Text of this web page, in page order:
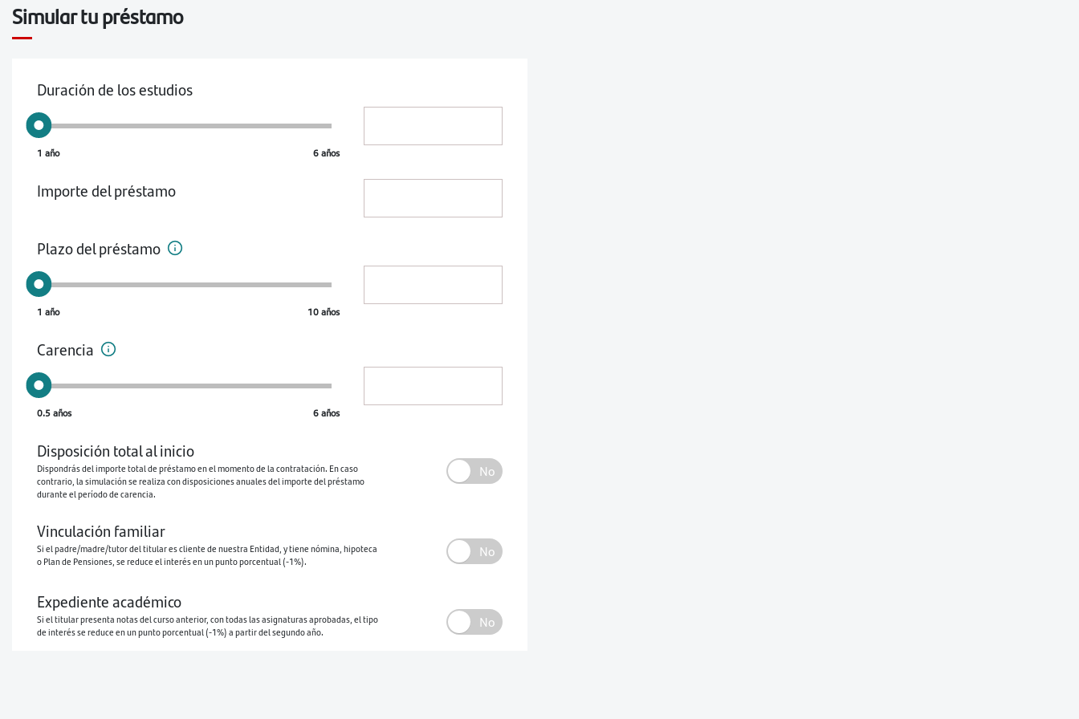
Simular tu préstamo
Duración de los estudios
1 año 6 años
Importe del préstamo
Plazo del préstamo
1 año 10 años
Carencia
0.5 años 6 años
Disposición total al inicio
Dispondrás del importe total de préstamo en el momento de la contratación. En caso
contrario, la simulación se realiza con disposiciones anuales del importe del préstamo
durante el período de carencia.
Vinculación familiar
Si el padre/madre/tutor del titular es cliente de nuestra Entidad, y tiene nómina, hipoteca
o Plan de Pensiones, se reduce el interés en un punto porcentual (-1%).
Expediente académico
Si el titular presenta notas del curso anterior, con todas las asignaturas aprobadas, el tipo
de interés se reduce en un punto porcentual (-1%) a partir del segundo año.